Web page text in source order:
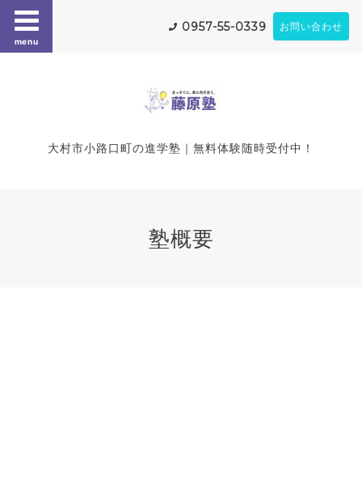
menu
0957-55-0339 お問い合わせ
大村市小路口町の進学塾｜無料体験随時受付中！
塾概要